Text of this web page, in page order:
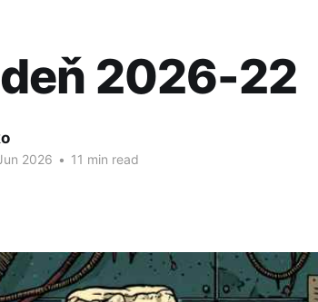
2026-22
2026 • 11 min read